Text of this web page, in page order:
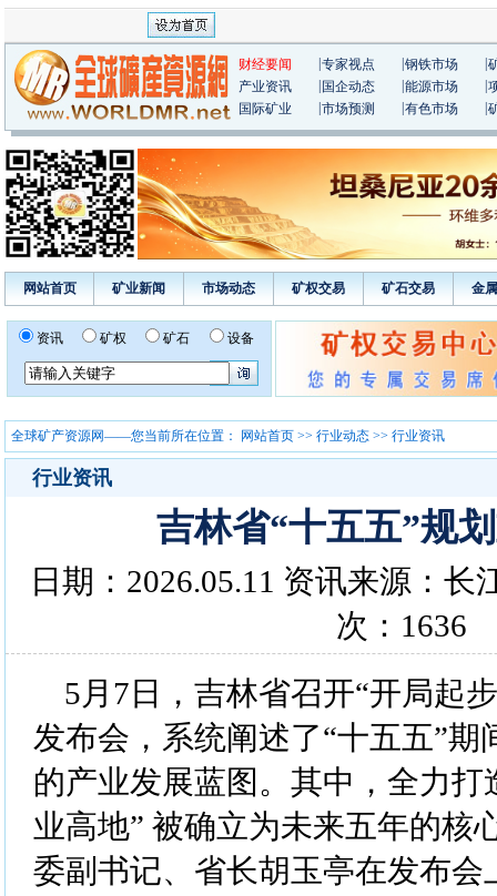
财经要闻 专家视点 钢铁市场
产业资讯
国企动态 能源市场
国际矿业
市场预测 有色市场
网站首页 矿业新闻 市场动态 矿权交易 矿石交易 金
资讯 矿权 矿石 设备
全球矿产资源网——您当前所在位置： 网站首页 >> 行业动态 >> 行业资讯
行业资讯
吉林省“十五五”规
日期：2026.05.11 资讯来源：长
次：1636
5月7日，吉林省召开“开局起
发布会，系统阐述了“十五五”期
的产业发展蓝图。其中，全力打
业高地” 被确立为未来五年的核
委副书记、省长胡玉亭在发布会